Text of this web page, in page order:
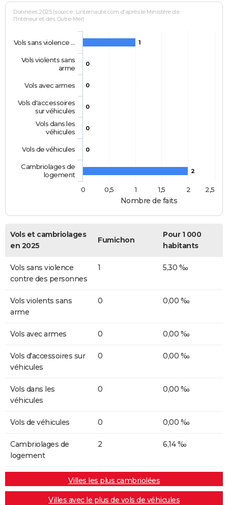
Nombre de faits
Données 2025 (source : Linternaute.com d'après le Ministère de
l'Intérieur et des Outre-Mer)
1
0
0
0
0
0
2
Vols sans violence …
Vols violents sans
arme
Vols avec armes
Vols d'accessoires
sur véhicules
Vols dans les
véhicules
Vols de véhicules
Cambriolages de
logement
0
0,5 1 1,5 2 2,5
Vols et cambriolages
en 2025
Fumichon
Pour 1 000
habitants
Vols sans violence
contre des personnes
1 5,30 ‰
Vols violents sans
arme
0 0,00 ‰
Vols avec armes 0 0,00 ‰
Vols d'accessoires sur
véhicules
0 0,00 ‰
Vols dans les
véhicules
0 0,00 ‰
Vols de véhicules 0 0,00 ‰
Cambriolages de
logement
2 6,14 ‰
Villes les plus cambriolées
Villes avec le plus de vols de véhicules